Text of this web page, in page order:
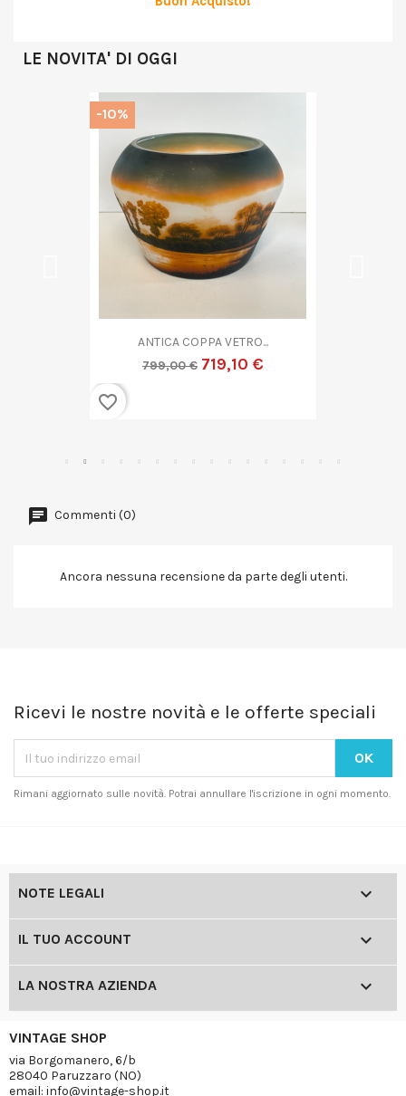
LE NOVITA' DI OGGI
ANTICA COPPA VETRO...
799,00 € 719,10 €
-10%
favorite_border
Commenti (0)
Ancora nessuna recensione da parte degli utenti.
Ricevi le nostre novità e le offerte speciali
Rimani aggiornato sulle novità. Potrai annullare l'iscrizione in ogni momento.
NOTE LEGALI 
IL TUO ACCOUNT 
LA NOSTRA AZIENDA 
VINTAGE SHOP
via Borgomanero, 6/b
28040 Paruzzaro (NO)
email: info@vintage-shop.it